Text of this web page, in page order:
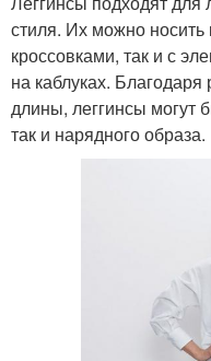
стиля. Их можно носить
кроссовками, так и с
на каблуках. Благодаря
длины, леггинсы могут
так и нарядного образа.